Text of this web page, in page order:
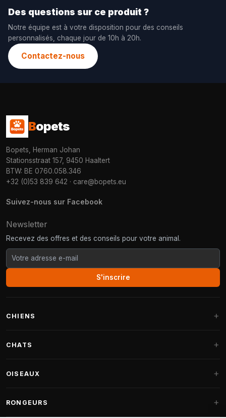
Des questions sur ce produit ?
Notre équipe est à votre disposition pour des conseils
personnalisés, chaque jour de 10h à 20h.
Contactez-nous
Bopets
Bopets, Herman Johan
Stationsstraat 157, 9450 Haaltert
BTW: BE 0760.058.346
+32 (0)53 839 642 · care@bopets.eu
Suivez-nous sur Facebook
Newsletter
Recevez des offres et des conseils pour votre animal.
S'inscrire
CHIENS
Paniers Fantail
CHATS
Arbres à chat Maine Coon
OISEAUX
Nourriture oiseaux d'intérieur
RONGEURS